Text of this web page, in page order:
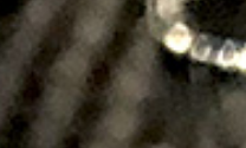
ショールーム
交通・アクセス